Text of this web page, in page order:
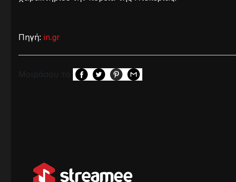
Πηγή: in.gr
Μοιράσου το